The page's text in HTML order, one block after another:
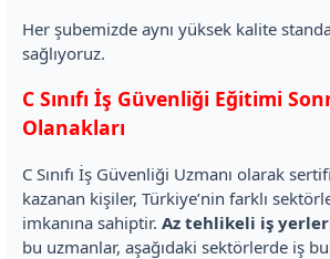
Her şubemizde aynı yüksek kalite
sağlıyoruz.
C Sınıfı İş Güvenliği Eğitimi
Olanakları
C Sınıfı İş Güvenliği Uzmanı olarak
kazanan kişiler, Türkiye’nin farklı
imkanına sahiptir. Az tehlikeli iş
bu uzmanlar, aşağıdaki sektörlerde iş